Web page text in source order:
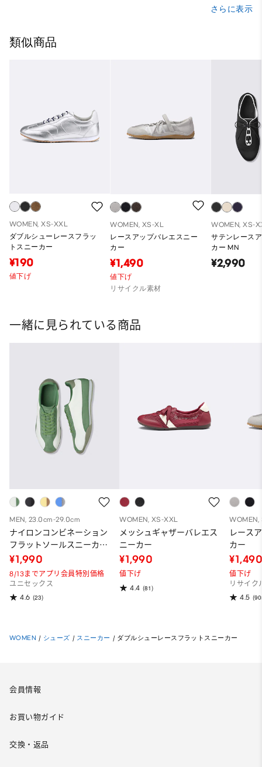
さらに表示
類似商品
WOMEN, XS-XXL
ダブルシューレースフラッ
トスニーカー
¥190
値下げ
WOMEN, XS-XL
レースアップバレエスニー
カー
¥1,490
値下げ
リサイクル素材
WOMEN, XS-
サテンレース
カー MN
¥2,990
一緒に見られている商品
MEN, 23.0cm-29.0cm
ナイロンコンビネーション
フラットソールスニーカー
ST
¥1,990
8/13までアプリ会員特別価格
ユニセックス
4.6 (23)
WOMEN, XS-XXL
メッシュギャザーバレエス
ニーカー
¥1,990
値下げ
4.4 (81)
WOMEN,
レース
カー
値下げ
リサイク
4.5
WOMEN / シューズ / スニーカー / ダブルシューレースフラットスニーカー
会員情報
お買い物ガイド
交換・返品